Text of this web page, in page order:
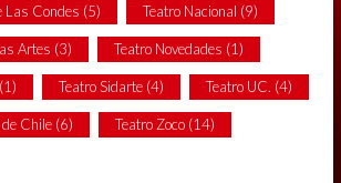
Las Condes (5) Teatro Nacional (9)
Artes (3) Teatro Novedades (1)
(1) Teatro Sidarte(4) Teatro UC. (4)
Chile(6) Teatro Zoco(14)